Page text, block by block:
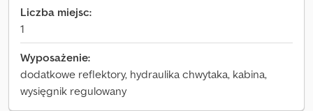
Liczba miejsc:
1
Wyposażenie:
dodatkowe reflektory, hydraulika chwytaka, kabina,
wysięgnik regulowany